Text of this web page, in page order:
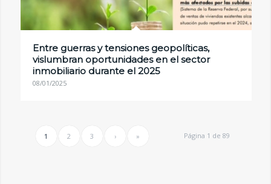
Entre guerras y tensiones geopolíticas,
vislumbran oportunidades en el sector
inmobiliario durante el 2025
08/01/2025
Página 1 de 89
1 2 3 › »